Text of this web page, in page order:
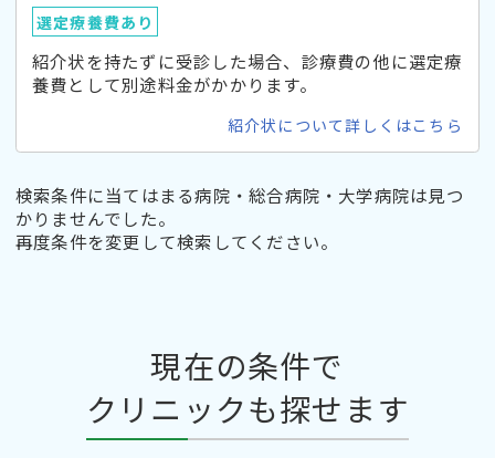
選定療養費あり
紹介状を持たずに受診した場合、診療費の他に選定療
養費として別途料金がかかります。
紹介状について詳しくはこちら
検索条件に当てはまる病院・総合病院・大学病院は見つ
かりませんでした。
再度条件を変更して検索してください。
現在の条件で
クリニックも探せます